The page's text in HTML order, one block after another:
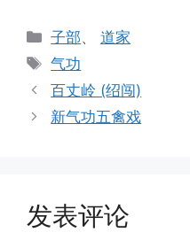
分
类
子部、道家
标
签
气功
百丈岭 (绍闯)
新气功五禽戏
发表评论